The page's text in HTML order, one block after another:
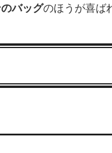
バッグのほうが喜ば